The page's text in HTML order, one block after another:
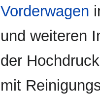
Vorderwagen
und weiteren
der
mit